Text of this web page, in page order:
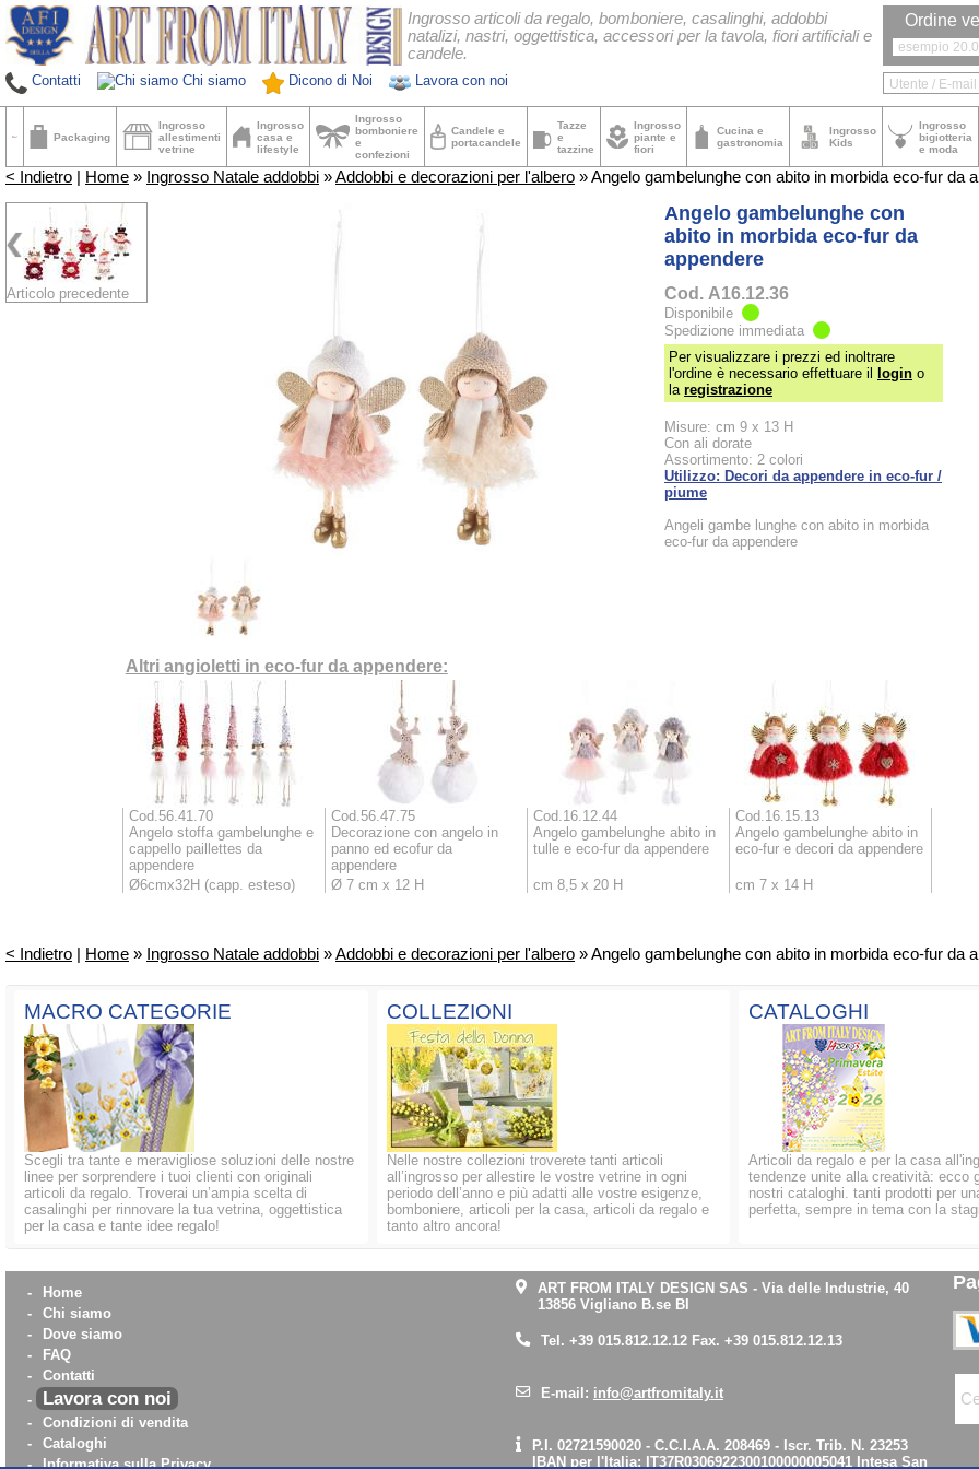
Contatti Chi siamo Dicono di Noi Lavora con noi
Ingrosso articoli da regalo, bomboniere, casalinghi, addobbi
natalizi, nastri, oggettistica, accessori per la tavola, fiori artificiali e
candele.
Ordine
Packaging
Ingrosso
allestimenti
vetrine
Ingrosso
casa e
lifestyle
Ingrosso
bomboniere
e
confezioni
Candele e
portacandele
Tazze
e
tazzine
Ingrosso
piante e
fiori
Cucina e
gastronomia
Ingrosso
Kids
Ingrosso
bigiotteria
e moda
< Indietro Home » Ingrosso Natale addobbi »Addobbi e decorazioni per l'albero » Angelo gambelunghe con abito in morbida eco-fur da
Articolo precedente
Angelo gambelunghe con
abito in morbida eco-fur da
appendere
Cod. A16.12.36
Disponibile
Spedizione immediata
Per visualizzare i prezzi ed inoltrare
l'ordine è necessario effettuare il
login o
la registrazione
Misure: cm 9 x 13 H
Con ali dorate
Assortimento: 2 colori
Utilizzo: Decori da appendere in eco-fur /
piume
Angeli gambe lunghe con abito in morbida
eco-fur da appendere
Altri angioletti in eco-fur da appendere:
Cod.56.41.70
Angelo stoffa gambelunghe e
cappello paillettes da
appendere
Ø6cmx32H (capp. esteso)
Cod.56.47.75
Decorazione con angelo in
panno ed ecofur da
appendere
Ø 7 cm x 12 H
Cod.16.12.44
Angelo gambelunghe abito in
tulle e eco-fur da appendere
cm 8,5 x 20 H
Cod.16.15.13
Angelo gambelunghe abito in
eco-fur e decori da appendere
cm 7 x 14 H
< Indietro | Home » Ingrosso Natale addobbi »Addobbi e decorazioni per l'albero » Angelo gambelunghe con abito in morbida eco-fur da
MACRO CATEGORIE
Scegli tra tante e meravigliose soluzioni delle nostre
linee per sorprendere i tuoi clienti con originali
articoli da regalo. Troverai un’ampia scelta di
casalinghi per rinnovare la tua vetrina, oggettistica
per la casa e tante idee regalo!
COLLEZIONI
Nelle nostre collezioni troverete tanti articoli
all’ingrosso per allestire le vostre vetrine in ogni
periodo dell’anno e più adatti alle vostre esigenze,
bomboniere, articoli per la casa, articoli da regalo e
tanto altro ancora!
CATALOGHI
Articoli da regalo e per la casa
tendenze unite alla creatività: ecco
nostri cataloghi. tanti prodotti per
perfetta, sempre in tema con la
-
Home
-
Chi siamo
-
Dove siamo
-
FAQ
-
Contatti
-
Lavora con noi
-
Condizioni di vendita
-
Cataloghi
- Informativa sulla Privacy
ART FROM ITALY DESIGN SAS - Via delle Industrie, 40
13856 Vigliano B.se BI
Tel. +39 015.812.12.12Fax. +39 015.812.12.13
E-mail: info@artfromitaly.it
P.I. 02721590020 - C.C.I.A.A. 208469 - Iscr. Trib. N. 23253
IBAN per l'Italia: IT37R0306922300100000005041 Intesa San